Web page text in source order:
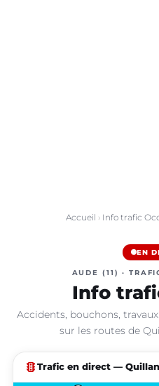
Accueil › Info trafic
EN
AUDE (11) ·
Info
Accidents, bouchons,
sur les routes de
traffic Trafic en direct — Quillan